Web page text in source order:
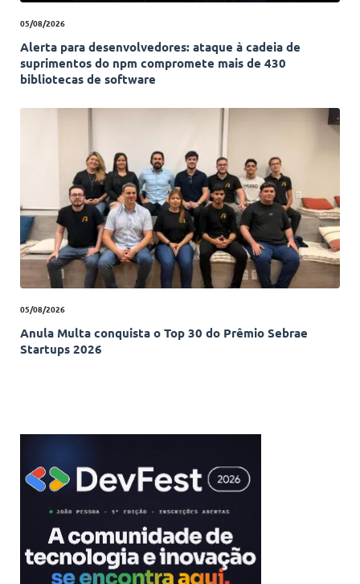
05/08/2026
Alerta para desenvolvedores: ataque à cadeia de
suprimentos do npm compromete mais de 430
bibliotecas de software
05/08/2026
Anula Multa conquista o Top 30 do Prêmio Sebrae
Startups 2026